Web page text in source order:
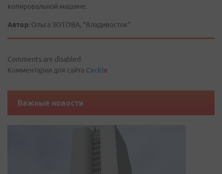
копировальной машине.
Автор: Ольга ЗОТОВА, "Владивосток"
Comments are disabled
Комментарии для сайта Cackle
Важные новости